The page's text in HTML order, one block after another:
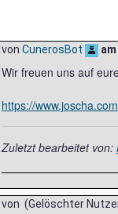
von CunerosBot am
Wir freuen uns auf
https://
Zuletzt bearbeitet von:
von (Gelöschter